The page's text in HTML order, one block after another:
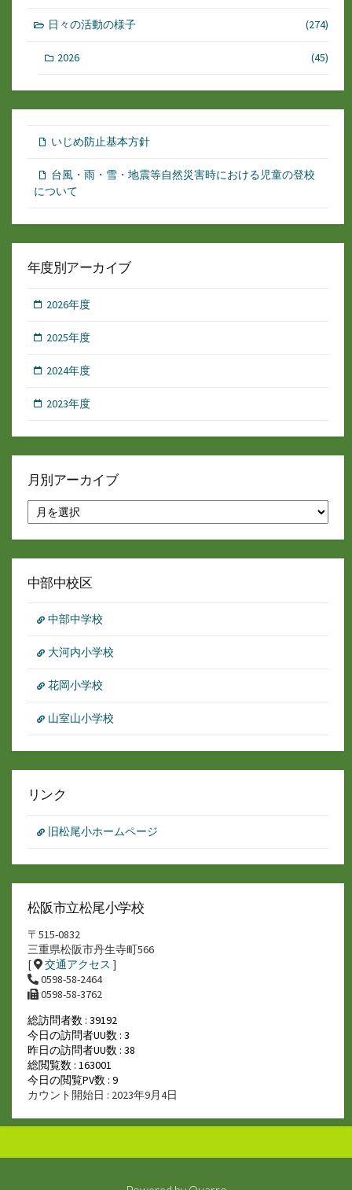
日々の活動の様子 (274)
2026 (45)
いじめ防止基本方針
台風・雨・雪・地震等自然災害時における児童の登校
について
年度別アーカイブ
2026年度
2025年度
2024年度
2023年度
月別アーカイブ
別
イ
中部中校区
中部中学校
大河内小学校
花岡小学校
山室山小学校
リンク
旧松尾小ホームページ
松阪市立松尾小学校
〒515-0832
三重県松阪市丹生寺町566
[
交通アクセス ]
0598-58-2464
0598-58-3762
総訪問者数 : 39192
今日の訪問者UU数 : 3
昨日の訪問者UU数 : 38
総閲覧数 : 163001
今日の閲覧PV数 : 9
カウント開始日 : 2023年9月4日